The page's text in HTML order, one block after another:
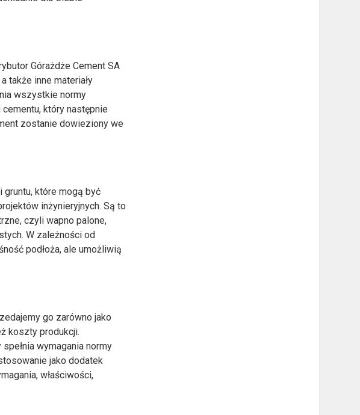
Górażdże Cement SA
także inne materiały
wszystkie normy
który następnie
zostanie dowieziony we
które mogą być
inżynieryjnych. Są to
czyli wapno palone,
W zależności od
podłoża, ale umożliwią
go zarówno jako
koszty produkcji.
wymagania normy
jako dodatek
właściwości,